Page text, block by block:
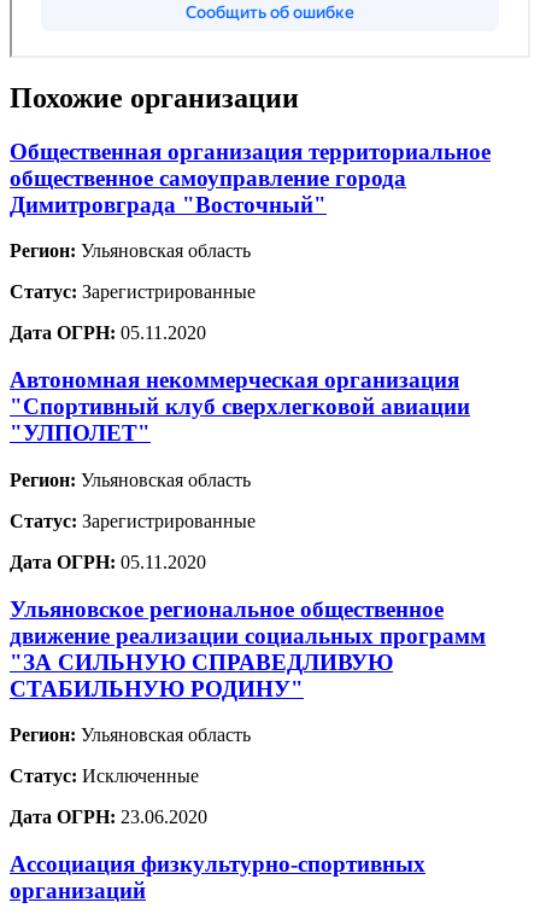
Похожие организации
Общественная организация территориальное
общественное самоуправление города
Димитровграда "Восточный"
Регион: Ульяновская область
Статус: Зарегистрированные
Дата ОГРН: 05.11.2020
Автономная некоммерческая организация
"Спортивный клуб сверхлегковой авиации
"УЛПОЛЕТ"
Регион: Ульяновская область
Статус: Зарегистрированные
Дата ОГРН: 05.11.2020
Ульяновское региональное общественное
движение реализации социальных программ
"ЗА СИЛЬНУЮ СПРАВЕДЛИВУЮ
СТАБИЛЬНУЮ РОДИНУ"
Регион: Ульяновская область
Статус: Исключенные
Дата ОГРН: 23.06.2020
Ассоциация физкультурно-спортивных
организаций